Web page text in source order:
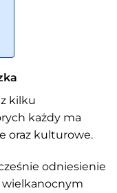
kilku
każdy ma
oraz kulturowe.
odniesienie
wielkanocnym